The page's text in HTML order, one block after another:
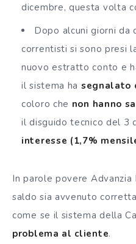
dicembre, questa volta
Dopo alcuni giorni da
correntisti si sono presi
nuovo estratto conto e
il sistema ha segnalato
coloro che non hanno
il disguido tecnico del 3
interesse (1,7%
In parole povere
saldo sia avvenuto
come se il sistema della
problema al cliente.